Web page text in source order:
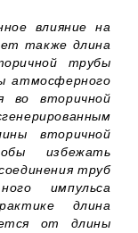
влияние на
также длина
трубы
атмосферного
во вторичной
вторичной
избежать
труб
импульса
длина
от длины